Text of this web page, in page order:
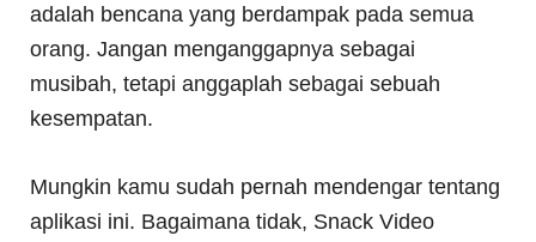
adalah bencana yang berdampak pada semua
orang. Jangan menganggapnya sebagai
musibah, tetapi anggaplah sebagai sebuah
kesempatan.
Mungkin kamu sudah pernah mendengar tentang
aplikasi ini. Bagaimana tidak, Snack Video